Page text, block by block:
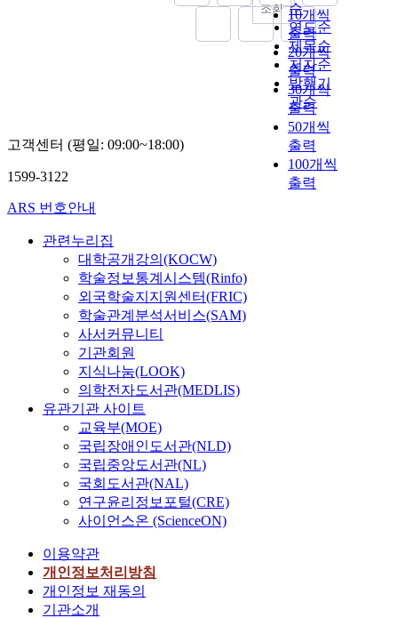
순
연도순
제목순
저자순
발행기
관순
10개씩
출력
20개씩
출력
30개씩
출력
50개씩
출력
100개씩
출력
조회
고객센터 (평일: 09:00~18:00)
1599-3122
ARS 번호안내
관련누리집
대학공개강의(KOCW)
학술정보통계시스템(Rinfo)
외국학술지지원센터(FRIC)
학술관계분석서비스(SAM)
사서커뮤니티
기관회원
지식나눔(LOOK)
의학전자도서관(MEDLIS)
유관기관 사이트
교육부(MOE)
국립장애인도서관(NLD)
국립중앙도서관(NL)
국회도서관(NAL)
연구윤리정보포털(CRE)
사이언스온 (ScienceON)
이용약관
개인정보처리방침
개인정보 재동의
기관소개